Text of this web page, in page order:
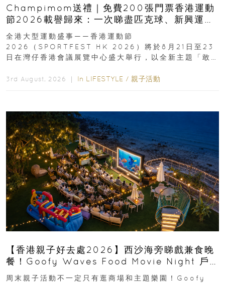
Champimom送禮｜免費200張門票香港運動
節2026載譽歸來：一次睇盡匹克球、新興運
動、街舞比賽＋逾百運動品牌展覽
全港大型運動盛事——香港運動節
2026（SPORTFEST HK 2026）將於8月21日至23
日在灣仔香港會議展覽中心盛大舉行，以全新主題「敢
3rd August, 2026 ｜ In LIFESTYLE / 親子活動
【香港親子好去處2026】西沙海旁睇戲兼食晚
餐！Goofy Waves Food Movie Night 戶
外影院逢週末登場
周末親子活動不一定只有逛商場和主題樂園！Goofy